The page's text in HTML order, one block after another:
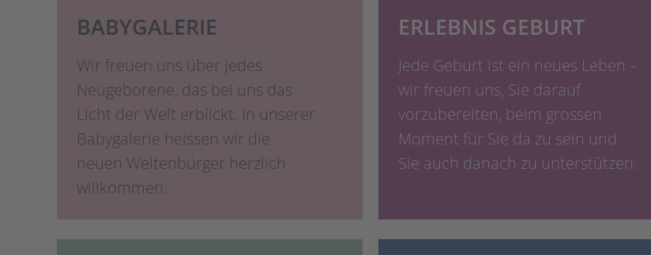
BABYGALERIE
Wir freuen uns über jedes
Neugeborene, das bei uns das
Licht der Welt erblickt. In unserer
Babygalerie heissen wir die
neuen Weltenbürger herzlich
willkommen.
ERLEBNIS GEBURT
Jede Geburt ist ein neues Leben –
wir freuen uns, Sie darauf
vorzubereiten, beim grossen
Moment für Sie da zu sein und
Sie auch danach zu unterstützen.